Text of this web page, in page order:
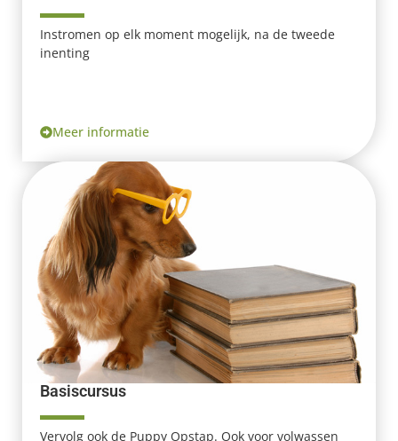
Instromen op elk moment mogelijk, na de tweede
inenting
Meer informatie
Basiscursus
Vervolg ook de Puppy Opstap. Ook voor volwassen